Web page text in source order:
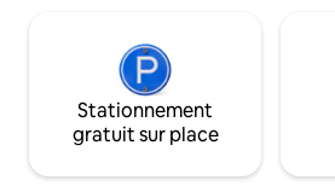
Stationnement
gratuit sur place